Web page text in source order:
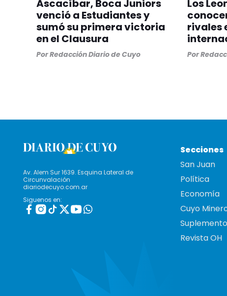
Ascacíbar, Boca Juniors
venció a Estudiantes y
sumó su primera victoria
en el Clausura
PorRedacción Diario de Cuyo
Los
rivales
Por
Av. Alem Sur 1639. Esquina Lateral de
Circunvalación
diariodecuyo.com.ar
Siguenos en:
Secciones
San Juan
Política
Economía
Cuyo
Revista OH